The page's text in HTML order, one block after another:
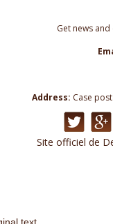
Get news
Address: Case
Site officiel de